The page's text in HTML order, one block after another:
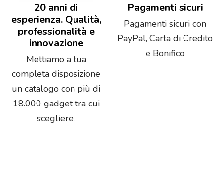
20 anni di
esperienza. Qualità,
professionalità e
innovazione
Mettiamo a tua
completa disposizione
un catalogo con più di
18.000 gadget tra cui
scegliere.
Pagamenti sicuri
Pagamenti sicuri con
PayPal, Carta di Credito
e Bonifico